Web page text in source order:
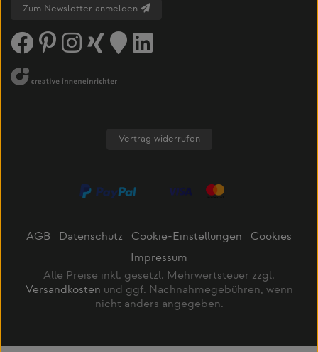
Zum Newsletter anmelden
Vertrag widerrufen
AGB Datenschutz Cookie-Einstellungen
Cookies
Impressum
Alle Preise inkl. gesetzl. Mehrwertsteuer zzgl.
Versandkosten und ggf. Nachnahmegebühren, wenn
nicht anders angegeben.